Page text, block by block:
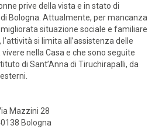
prive della vista e in stato di
Bologna. Attualmente, per mancanza
situazione sociale e familiare
si limita all’assistenza delle
nella Casa e che sono seguite
di Sant’Anna di Tiruchirapalli, da
Mazzini 28
Bologna